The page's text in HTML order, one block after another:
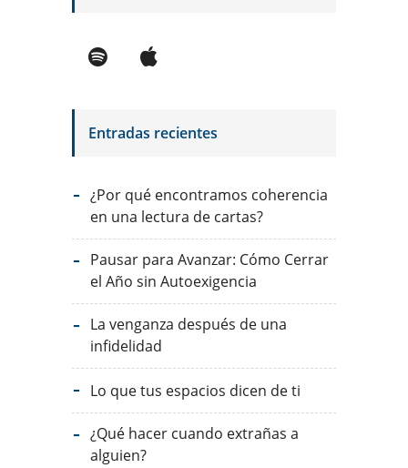
Entradas recientes
¿Por qué encontramos coherencia
en una lectura de cartas?
Pausar para Avanzar: Cómo Cerrar
el Año sin Autoexigencia
La venganza después de una
infidelidad
Lo que tus espacios dicen de ti
¿Qué hacer cuando extrañas a
alguien?